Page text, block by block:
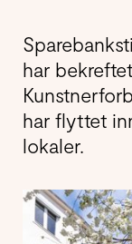
har
har flyttet
lokaler.